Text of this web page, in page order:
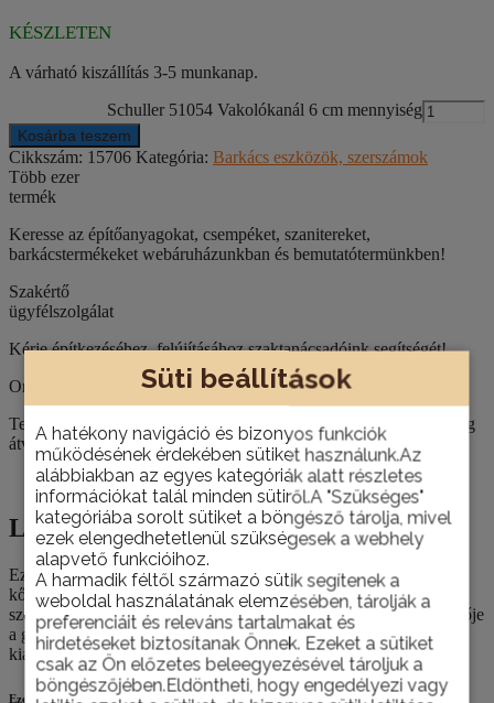
Süti beállítások
A hatékony navigáció és bizonyos funkciók
működésének érdekében sütiket használunk.Az
alábbiakban az egyes kategóriák alatt részletes
információkat talál minden sütiről.A "Szükséges"
kategóriába sorolt sütiket a böngésző tárolja, mivel
ezek elengedhetetlenül szükségesek a webhely
alapvető funkcióihoz.
A harmadik féltől származó sütik segítenek a
weboldal használatának elemzésében, tárolják a
preferenciáit és releváns tartalmakat és
hirdetéseket biztosítanak Önnek. Ezeket a sütiket
csak az Ön előzetes beleegyezésével tároljuk a
böngészőjében.Eldöntheti, hogy engedélyezi vagy
KÉSZLETEN
A várható kiszállítás 3-5 munkanap.
Schuller 51054 Vakolókanál 6 cm mennyiség
Kosárba teszem
Cikkszám: 15706 Kategória: Barkács eszközök, szerszámok
Több ezer
termék
Keresse az építőanyagokat, csempéket, szanitereket,
barkácstermékeket webáruházunkban és bemutatótermünkben!
Szakértő
ügyfélszolgálat
Kérje építkezéséhez, felújításához szaktanácsadóink segítségét!
Országos házhoz szállítás
Termékeinket nemcsak személyesen, telephelyünkön van lehetőség
átvenni, hanem házhoz is szállítjuk szükség esetén.
Leírás
Leírás
Ez a kategória foglalja magában a kőműves szerszámokat minden
kőműves, burkoló és hasonló munkákhoz. Minden itt felsorolt
szerszám rozsdamentes acélból készült. Egyes sorozatunk jellemzője
a gyantázott fa nyél, a 2K sorozatunk pedig ergonomikusan
kialakított kétkomponensű markolattal szerelt.
Ezek is érdekelhetik